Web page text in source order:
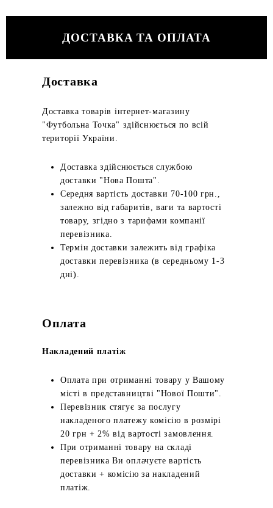
ДОСТАВКА ТА ОПЛАТА
Доставка
Доставка товарів інтернет-магазину
"Футбольна Точка" здійснюється по всій
території України.
Доставка здійснюється службою
доставки "Нова Пошта".
Середня вартість доставки 70-100 грн.,
залежно від габаритів, ваги та вартості
товару, згідно з тарифами компанії
перевізника.
Термін доставки залежить від графіка
доставки перевізника (в середньому 1-3
дні).
Оплата
Накладений платіж
Оплата при отриманні товару у Вашому
місті в представництві "Нової Пошти".
Перевізник стягує за послугу
накладеного платежу комісію в розмірі
20 грн + 2% від вартості замовлення.
При отриманні товару на складі
перевізника Ви оплачуєте вартість
доставки + комісію за накладений
платіж.